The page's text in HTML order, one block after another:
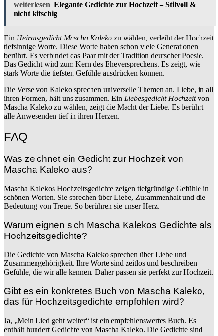
weiterlesen Elegante Gedichte zur Hochzeit – Stilvoll &
nicht kitschig
Ein Heiratsgedicht Mascha Kaleko zu wählen, verleiht der Hochzeit
tiefsinnige Worte. Diese Worte haben schon viele Generationen
berührt. Es verbindet das Paar mit der Tradition deutscher Poesie.
Das Gedicht wird zum Kern des Eheversprechens. Es zeigt, wie
stark Worte die tiefsten Gefühle ausdrücken können.
Die Verse von Kaleko sprechen universelle Themen an. Liebe, in all
ihren Formen, hält uns zusammen. Ein Liebesgedicht Hochzeitvon
Mascha Kaleko zu wählen, zeigt die Macht der Liebe. Es berührt
alle Anwesenden tief in ihren Herzen.
FAQ
Was zeichnet ein Gedicht zur Hochzeit von
Mascha Kaleko aus?
Mascha Kalekos Hochzeitsgedichte zeigen tiefgründige Gefühle in
schönen Worten. Sie sprechen über Liebe, Zusammenhalt und die
Bedeutung von Treue. So berühren sie unser Herz.
Warum eignen sich Mascha Kalekos Gedichte als
Hochzeitsgedichte?
Die Gedichte von Mascha Kaleko sprechen über Liebe und
Zusammengehörigkeit. Ihre Worte sind zeitlos und beschreiben
Gefühle, die wir alle kennen. Daher passen sie perfekt zur Hochzeit.
Gibt es ein konkretes Buch von Mascha Kaleko,
das für Hochzeitsgedichte empfohlen wird?
Ja, „Mein Lied geht weiter“ ist ein empfehlenswertes Buch. Es
enthält hundert Gedichte von Mascha Kaleko. Die Gedichte sind